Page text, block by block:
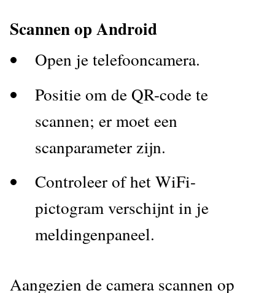
Scannen op Android
Open je telefooncamera.
Positie om de QR-code te
scannen; er moet een
scanparameter zijn.
Controleer of het WiFi-
pictogram verschijnt in je
meldingenpaneel.
Aangezien de camera scannen op